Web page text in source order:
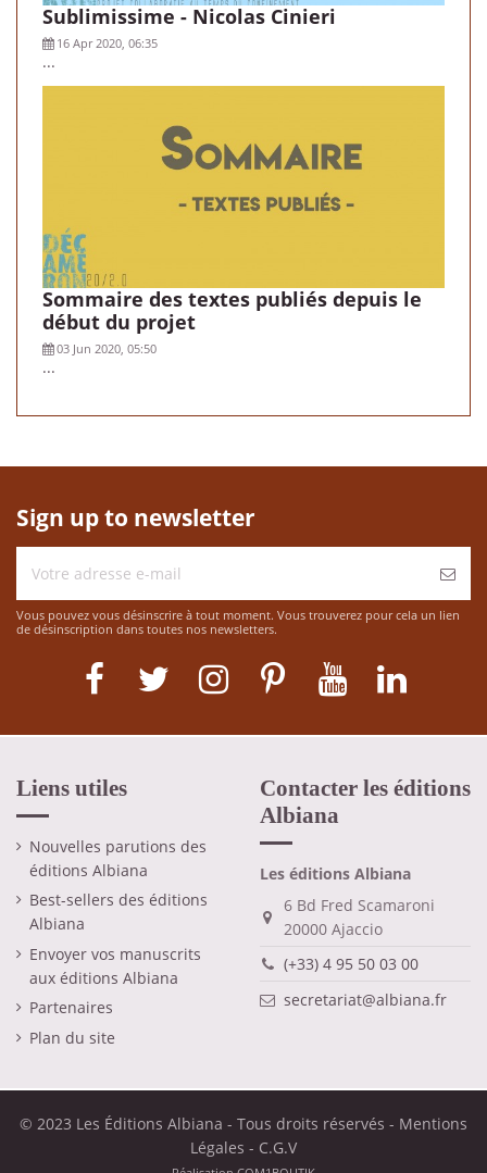
Sublimissime - Nicolas Cinieri
16 Apr 2020, 06:35
...
Sommaire des textes publiés depuis le
début du projet
03 Jun 2020, 05:50
...
Sign up to newsletter
Vous pouvez vous désinscrire à tout moment. Vous trouverez pour cela un lien
de désinscription dans toutes nos newsletters.
Liens utiles
Nouvelles parutions des
éditions Albiana
Best-sellers des éditions
Albiana
Envoyer vos manuscrits
aux éditions Albiana
Partenaires
Plan du site
Contacter les éditions
Albiana
Les éditions Albiana
6 Bd Fred Scamaroni
20000 Ajaccio
(+33) 4 95 50 03 00
secretariat@albiana.fr
© 2023 Les Éditions Albiana - Tous droits réservés - Mentions
Légales - C.G.V